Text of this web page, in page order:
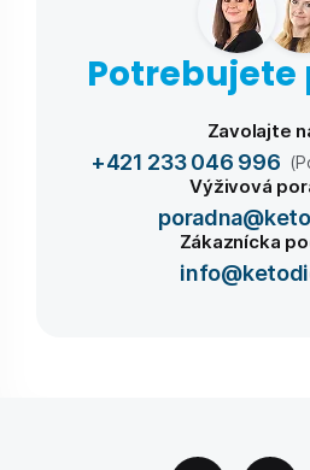
Potrebujete
Zavolajte
+421 233 046 996
Výživová
Zákaznícka